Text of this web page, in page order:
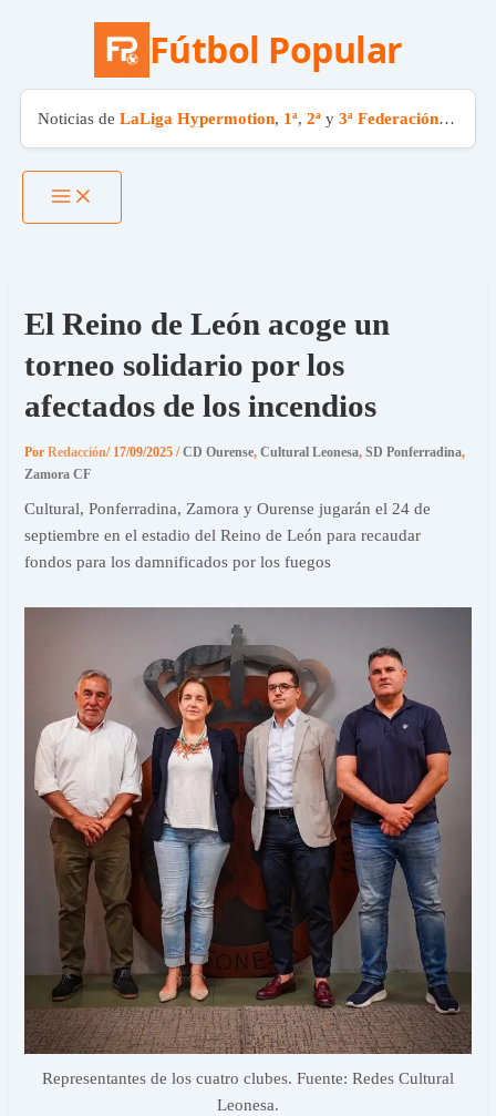
Fútbol Popular
Noticias de LaLiga Hypermotion, 1ª, 2ªy 3ª Federación. El
El Reino de León acoge un
torneo solidario por los
afectados de los incendios
PorRedacción/ 17/09/2025/CD Ourense,Cultural Leonesa,SD Ponferradina,
Zamora CF
Cultural, Ponferradina, Zamora y Ourense jugarán el 24 de
septiembre en el estadio del Reino de León para recaudar
fondos para los damnificados por los fuegos
Representantes de los cuatro clubes. Fuente: Redes Cultural
Leonesa.